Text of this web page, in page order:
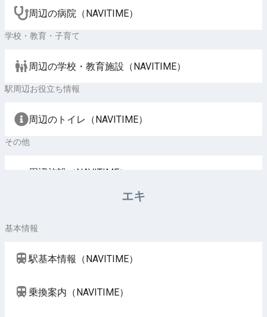
周辺の病院（NAVITIME）
学校・教育・子育て
周辺の学校・教育施設（NAVITIME）
駅周辺お役立ち情報
周辺のトイレ（NAVITIME）
その他
周辺施設（NAVITIME）
エキ
基本情報
駅基本情報（NAVITIME）
乗換案内（NAVITIME）